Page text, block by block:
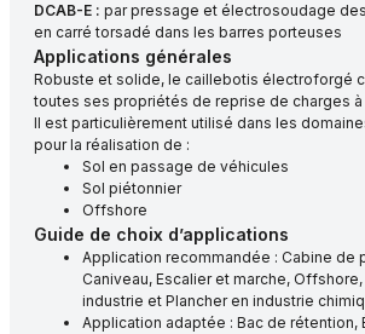
DCAB-E : par pressage et électrosoudage
en carré torsadé dans les barres porteuses
Applications générales
Robuste et solide, le caillebotis électroforgé
toutes ses propriétés de reprise de charges
Il est particulièrement utilisé dans les
pour la réalisation de :
Sol en passage de véhicules
Sol piétonnier
Offshore
Guide de choix d’applications
Application recommandée : Cabine de
Caniveau, Escalier et marche,
industrie et Plancher en industrie
Application adaptée : Bac de rétention,